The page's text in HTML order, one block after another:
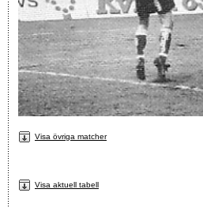
Visa övriga matcher
Visa aktuell tabell